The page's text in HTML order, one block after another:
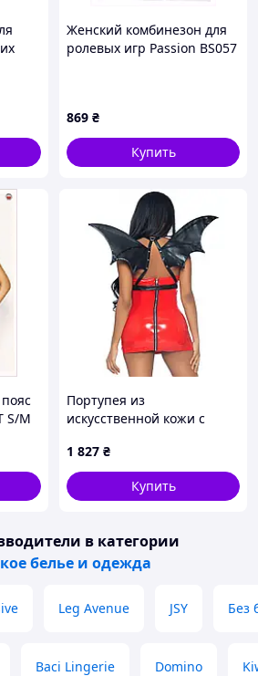
Женский комбинезон для
ролевых игр Passion BS057
869 ₴
Купить
S/M
Портупея из
искусственной кожи с
Leg Avenue Bat wing body
harness O/S
1 827 ₴
Купить
в категории
белье и одежда
Leg Avenue JSY Без
Baci Lingerie Domino